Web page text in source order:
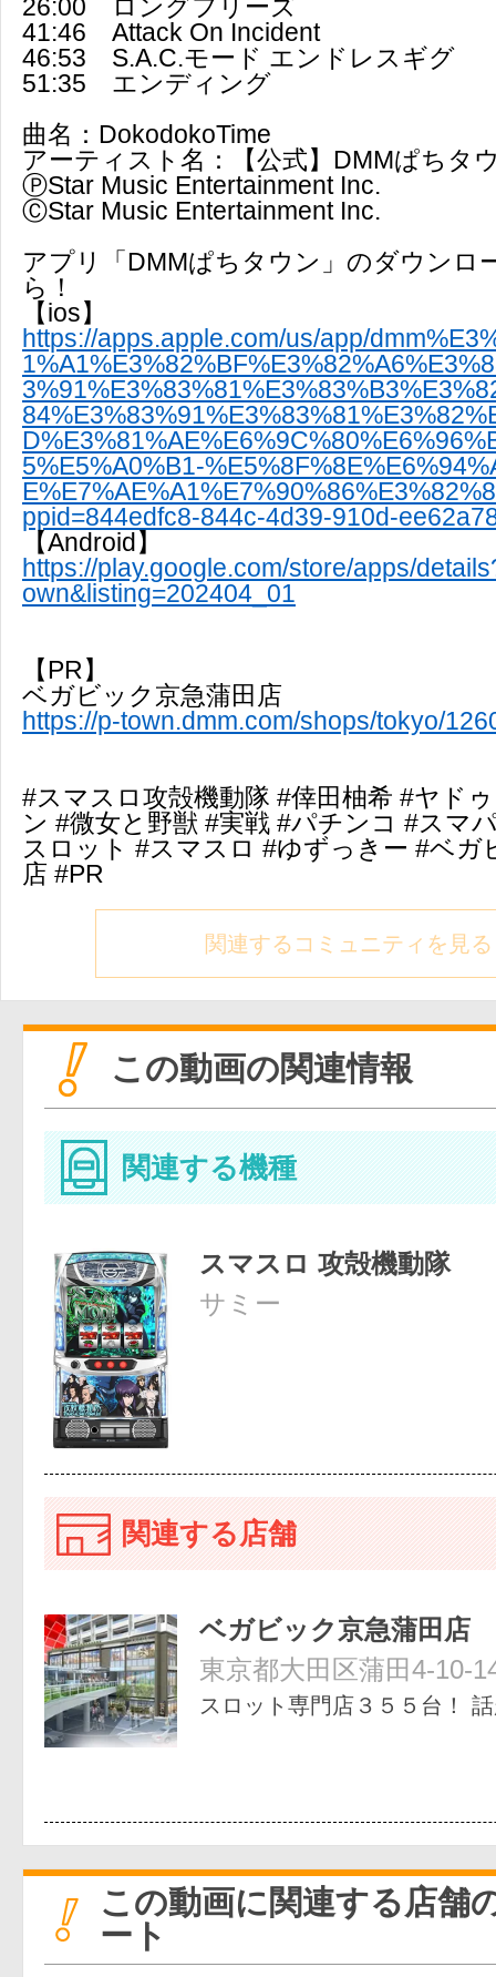
26:00 ロングフリーズ
41:46 Attack On Incident
46:53 S.A.C.モード エンドレスギグ
51:35 エンディング
曲名：DokodokoTime
アーティスト名：【公式】DMMぱちタ
ⓅStar Music Entertainment Inc.
ⒸStar Music Entertainment Inc.
アプリ「DMMぱちタウン」のダウンロ
ら！
【ios】
https://apps.apple.com/us/app/
5%E5%A0%B1-
ppid=844edfc8-844c-4d39-910d-
【Android】
https://play.google.com/store/apps/
own&listing=202404_01
【PR】
ベガビック京急蒲田店
https://p-town.dmm.com/shops/tokyo/
#スマスロ攻殻機動隊 #倖田柚希 #ヤド
ン #微女と野獣 #実戦 #パチンコ #スマ
スロット #スマスロ #ゆずっきー #ベガ
店 #PR
関連するコミュニティを見る
この動画の関連情報
関連する機種
スマスロ 攻殻機動隊
サミー
関連する店舗
ベガビック京急蒲田店
東京都大田区蒲田4-10-
スロット専門店３５５台！
この動画に関連する店舗
ート